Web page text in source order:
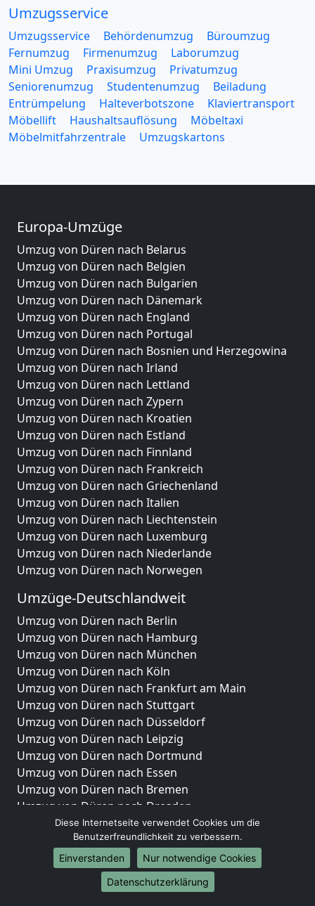
Umzugsservice
Umzugsservice Behördenumzug
Büroumzug
Fernumzug
Firmenumzug
Laborumzug
Mini Umzug
Praxisumzug
Privatumzug
Seniorenumzug
Studentenumzug
Beiladung
Entrümpelung
Halteverbotszone
Klaviertransport
Möbellift
Haushaltsauflösung
Möbeltaxi
Möbelmitfahrzentrale
Umzugskartons
Europa-Umzüge
Umzug von Düren nach Belarus
Umzug von Düren nach Belgien
Umzug von Düren nach Bulgarien
Umzug von Düren nach Dänemark
Umzug von Düren nach England
Umzug von Düren nach Portugal
Umzug von Düren nach Bosnien und Herzegowina
Umzug von Düren nach Irland
Umzug von Düren nach Lettland
Umzug von Düren nach Zypern
Umzug von Düren nach Kroatien
Umzug von Düren nach Estland
Umzug von Düren nach Finnland
Umzug von Düren nach Frankreich
Umzug von Düren nach Griechenland
Umzug von Düren nach Italien
Umzug von Düren nach Liechtenstein
Umzug von Düren nach Luxemburg
Umzug von Düren nach Niederlande
Umzug von Düren nach Norwegen
Umzüge-Deutschlandweit
Umzug von Düren nach Berlin
Umzug von Düren nach Hamburg
Umzug von Düren nach München
Umzug von Düren nach Köln
Umzug von Düren nach Frankfurt am Main
Umzug von Düren nach Stuttgart
Umzug von Düren nach Düsseldorf
Umzug von Düren nach Leipzig
Umzug von Düren nach Dortmund
Umzug von Düren nach Essen
Umzug von Düren nach Bremen
Umzug von Düren nach Dresden
Umzug von Düren nach Hannover
Umzug von Düren nach Nürnberg
Umzug von Düren nach Duisburg
Umzug von Düren nach Bochum
Umzug von Düren nach Wuppertal
Diese Internetseite verwendet Cookies um die
Benutzerfreundlichkeit zu verbessern.
Einverstanden
Nur notwendige Cookies
Datenschutzerklärung